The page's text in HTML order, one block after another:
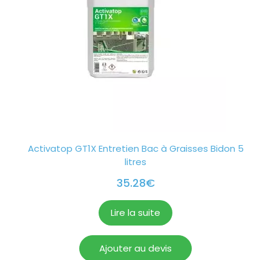
Activatop GT1X Entretien Bac à Graisses Bidon 5
litres
35.28€
Lire la suite
Ajouter au devis